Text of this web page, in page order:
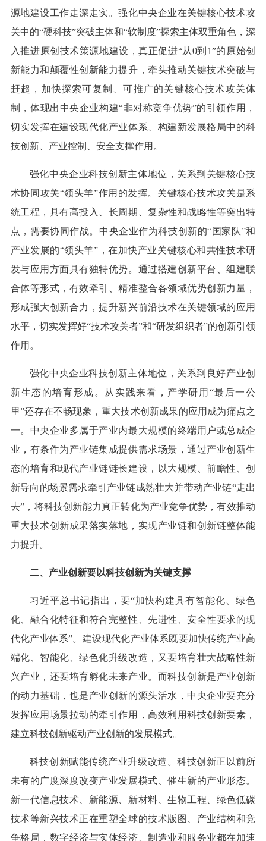
源地建设工作走深走实。强化中央企业在关键核心技术攻
关中的“硬科技”突破主体和“软制度”探索主体双重角色，深
入推进原创技术策源地建设，真正促进“从0到1”的原始创
新能力和颠覆性创新能力提升，牵头推动关键技术突破与
赶超，加快探索可复制、可推广的关键核心技术攻关体
制，体现出中央企业构建“非对称竞争优势”的引领作用，
切实发挥在建设现代化产业体系、构建新发展格局中的科
技创新、产业控制、安全支撑作用。
强化中央企业科技创新主体地位，关系到关键核心技
术协同攻关“领头羊”作用的发挥。关键核心技术攻关是系
统工程，具有高投入、长周期、复杂性和战略性等突出特
点，需要协同作战。中央企业作为科技创新的“国家队”和
产业发展的“领头羊”，在加快产业关键核心和共性技术研
发与应用方面具有独特优势。通过搭建创新平台、组建联
合体等形式，有效牵引、精准整合各领域优势创新力量，
形成强大创新合力，提升新兴前沿技术在关键领域的应用
水平，切实发挥好“技术攻关者”和“研发组织者”的创新引领
作用。
强化中央企业科技创新主体地位，关系到良好产业创
新生态的培育形成。从实践来看，产学研用“最后一公
里”还存在不畅现象，重大技术创新成果的应用成为痛点之
一。中央企业多属于产业内最大规模的终端用户或总成企
业，有条件为产业链集成提供需求场景，通过产业创新生
态的培育和现代产业链链长建设，以大规模、前瞻性、创
新导向的场景需求牵引产业链成熟壮大并带动产业链“走出
去”，将科技创新能力真正转化为产业竞争优势，有效推动
重大技术创新成果落实落地，实现产业链和创新链整体能
力提升。
二、产业创新要以科技创新为关键支撑
习近平总书记指出，要“加快构建具有智能化、绿色
化、融合化特征和符合完整性、先进性、安全性要求的现
代化产业体系”。建设现代化产业体系既要加快传统产业高
端化、智能化、绿色化升级改造，又要培育壮大战略性新
兴产业，还要培育孵化未来产业。而科技创新是产业创新
的动力基础，也是产业创新的源头活水，中央企业要充分
发挥应用场景拉动的牵引作用，高效利用科技创新要素，
建立科技创新驱动产业创新的发展模式。
科技创新赋能传统产业升级改造。科技创新正以前所
未有的广度深度改变产业发展模式、催生新的产业形态。
新一代信息技术、新能源、新材料、生物工程、绿色低碳
技术等新兴技术正在重塑全球的技术版图、产业结构和竞
争格局，数字经济与实体经济、制造业和服务业都在加速